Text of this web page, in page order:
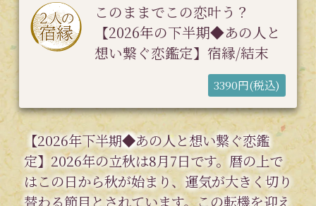
このままでこの恋叶う？
【2026年の下半期◆あの人と
想い繋ぐ恋鑑定】宿縁/結末
3390円(税込)
【2026年下半期◆あの人と想い繋ぐ恋鑑
定】2026年の立秋は8月7日です。暦の上で
はこの日から秋が始まり、運気が大きく切り
替わる節目とされています。この転機を迎え